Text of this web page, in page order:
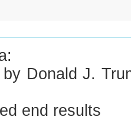
Donald J.
end results